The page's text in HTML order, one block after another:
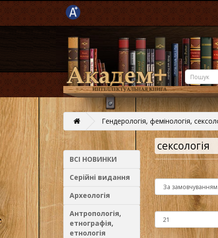
Гендерологія, фемінологія,
ВСІ НОВИНКИ
Серійні видання
Археологія
Антропологія,
етнографія,
етнологія
сексологія